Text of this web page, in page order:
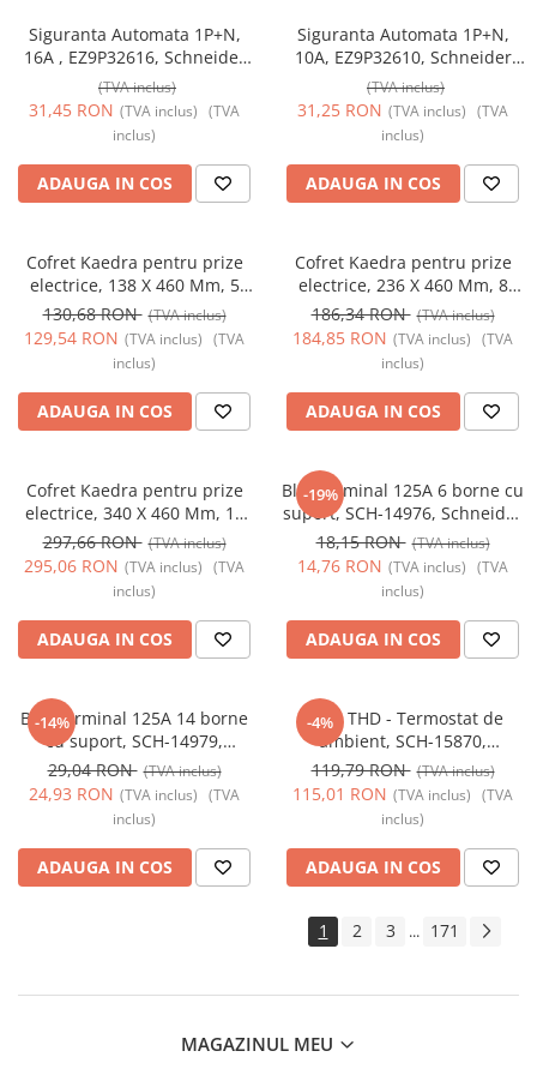
Siguranta Automata 1P+N,
16A , EZ9P32616, Schneider
Electric
(TVA inclus)
31,45 RON (TVA inclus) (TVA
inclus)
ADAUGA IN COS
Siguranta Automata 1P+N,
10A, EZ9P32610, Schneider
Electric
(TVA inclus)
31,25 RON (TVA inclus) (TVA
inclus)
ADAUGA IN COS
Cofret Kaedra pentru prize
electrice, 138 X 460 Mm, 5
Module, 2 deschideri, SCH-
13178, Schneider Electric -
Schneider
130,68 RON (TVA inclus)
129,54 RON (TVA inclus) (TVA
inclus)
ADAUGA IN COS
Cofret Kaedra pentru prize
electrice, 236 X 460 Mm, 8
Module, 4 deschideri, SCH-
13179, Schneider Electric -
Schneider
186,34 RON (TVA inclus)
184,85 RON (TVA inclus) (TVA
inclus)
ADAUGA IN COS
Cofret Kaedra pentru prize
electrice, 340 X 460 Mm, 13
Module, 6 deschideri, SCH-
13181, Schneider Electric -
Schneider
297,66 RON (TVA inclus)
295,06 RON (TVA inclus) (TVA
inclus)
ADAUGA IN COS
-19%
Bloc terminal 125A 6 borne cu
suport, SCH-14976, Schneider
Electric - Schneider
18,15 RON (TVA inclus)
14,76 RON (TVA inclus) (TVA
inclus)
ADAUGA IN COS
-14%
Bloc terminal 125A 14 borne
cu suport, SCH-14979,
Schneider Electric - Schneider
29,04 RON (TVA inclus)
24,93 RON (TVA inclus) (TVA
inclus)
ADAUGA IN COS
-4%
Acti9 THD - Termostat de
ambient, SCH-15870,
Schneider Electric - Schneider
119,79 RON (TVA inclus)
115,01 RON (TVA inclus) (TVA
inclus)
ADAUGA IN COS
1 2 3 ... 171
MAGAZINUL MEU